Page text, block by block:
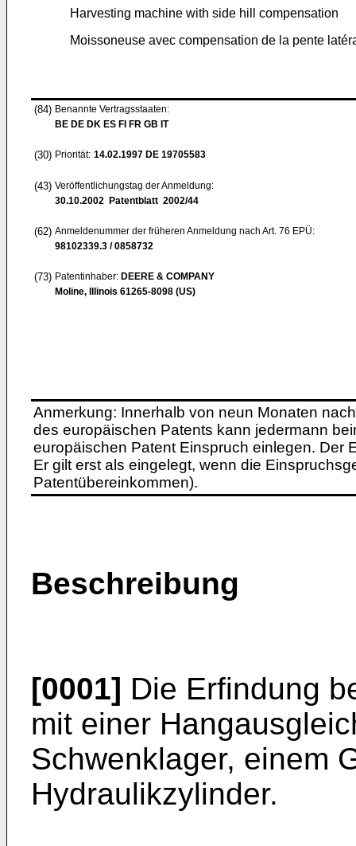
Harvesting machine with side hill compensation
Moissoneuse avec compensation de la pente
(84) Benannte Vertragsstaaten:
BE DE DK ES FI FR GB IT
(30) Priorität: 14.02.1997 DE 19705583
(43) Veröffentlichungstag der Anmeldung:
30.10.2002 Patentblatt 2002/44
(62) Anmeldenummer der früheren Anmeldung nach Art. 76 EPÜ:
98102339.3 / 0858732
(73) Patentinhaber: DEERE & COMPANY
Moline, Illinois 61265-8098 (US)
Anmerkung: Innerhalb von neun Monaten
des europäischen Patents kann jedermann
europäischen Patent Einspruch einlegen. Der
Er gilt erst als eingelegt, wenn die
Patentübereinkommen).
Beschreibung
[0001] Die Erfindung
mit einer
Schwenklager, einem
Hydraulikzylinder.